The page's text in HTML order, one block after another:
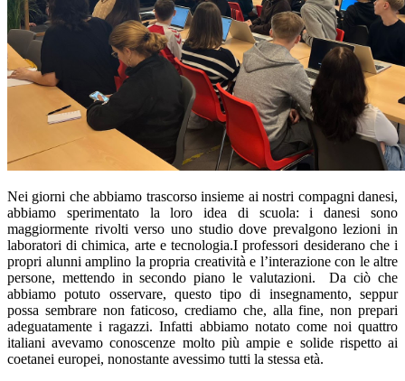
Nei giorni che abbiamo trascorso insieme ai nostri compagni danesi,
abbiamo sperimentato la loro idea di scuola: i danesi sono
maggiormente rivolti verso uno studio dove prevalgono lezioni in
laboratori di chimica, arte e tecnologia.I professori desiderano che i
propri alunni amplino la propria creatività e l’interazione con le altre
persone, mettendo in secondo piano le valutazioni. Da ciò che
abbiamo potuto osservare, questo tipo di insegnamento, seppur
possa sembrare non faticoso, crediamo che, alla fine, non prepari
adeguatamente i ragazzi. Infatti abbiamo notato come noi quattro
italiani avevamo conoscenze molto più ampie e solide rispetto ai
coetanei europei, nonostante avessimo tutti la stessa età.